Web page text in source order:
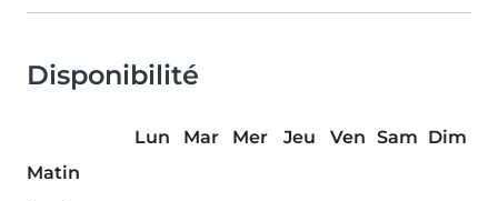
Disponibilité
Lun Mar Mer Jeu Ven Sam Dim
Matin